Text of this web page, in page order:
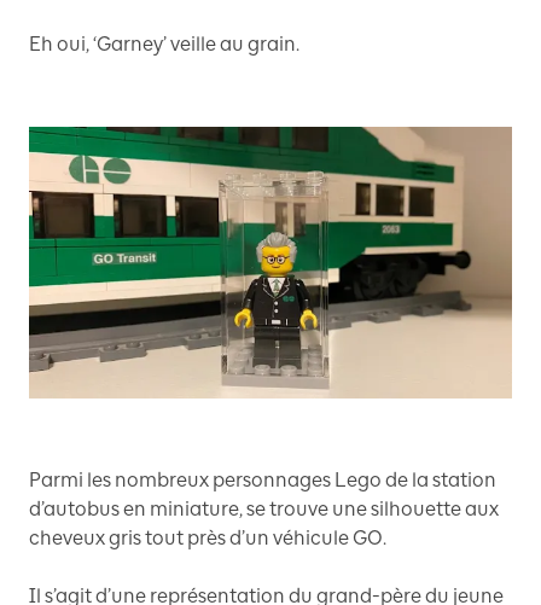
Eh oui, ‘Garney’ veille au grain.
Parmi les nombreux personnages Lego de la station
d’autobus en miniature, se trouve une silhouette aux
cheveux gris tout près d’un véhicule GO.
Il s’agit d’une représentation du grand-père du jeune